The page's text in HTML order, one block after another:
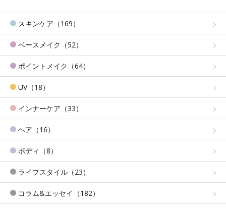
スキンケア（169）
ベースメイク（52）
ポイントメイク（64）
UV（18）
インナーケア（33）
ヘア（16）
ボディ（8）
ライフスタイル（23）
コラム&エッセイ（182）